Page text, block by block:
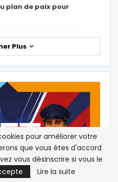
plan de paix pour
Plus
pour améliorer votre
que vous êtes d'accord
vous désinscrire si vous le
Lire la suite